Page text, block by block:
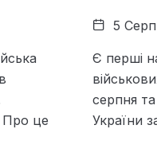
Про це
5
Є перші
серпня
України